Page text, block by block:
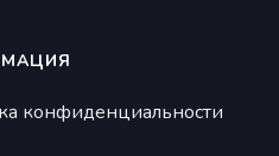
конфиденциальности